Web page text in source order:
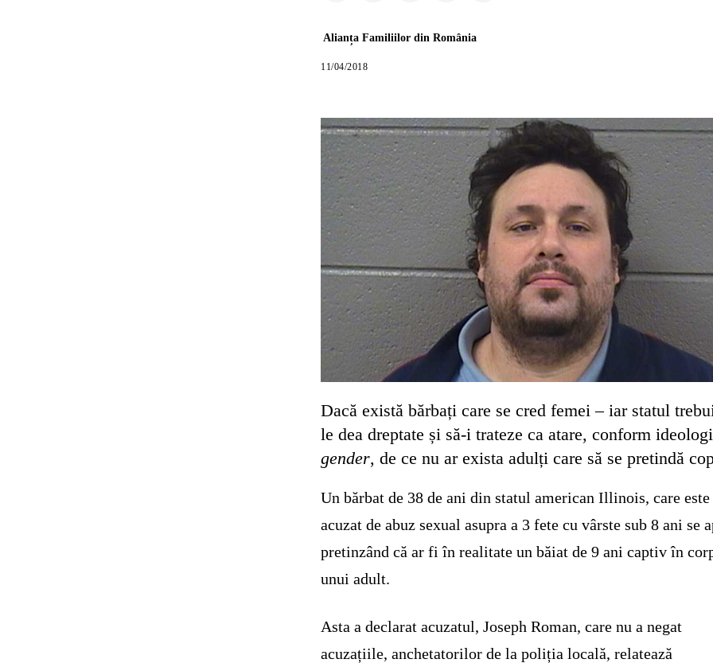
Alianța Familiilor din România
11/04/2018
Dacă există bărbați care se cred femei – iar statul
le dea dreptate și să-i trateze ca atare, conform
gender, de ce nu ar exista adulți care să se pretindă
Un bărbat de 38 de ani din statul american Illinois, care este
acuzat de abuz sexual asupra a 3 fete cu vârste sub 8 ani se
pretinzând că ar fi în realitate un băiat de 9 ani captiv în
unui adult.
Asta a declarat acuzatul, Joseph Roman, care nu a negat
acuzațiile, anchetatorilor de la poliția locală, relatează